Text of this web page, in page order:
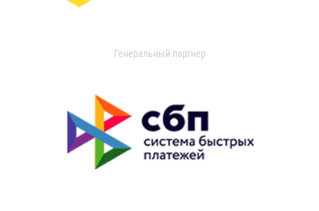
Генеральный партнер